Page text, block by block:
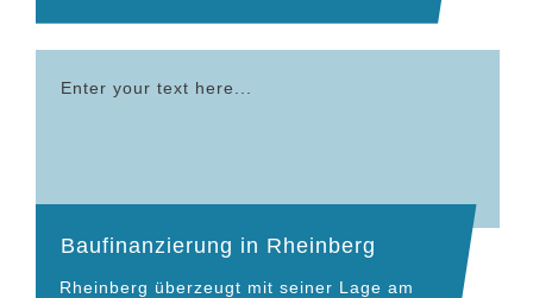
Enter your text here...
Baufinanzierung in Rheinberg
Rheinberg überzeugt mit seiner Lage am